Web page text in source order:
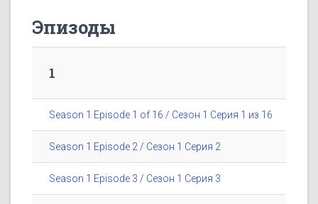
Эпизоды
1
Season 1 Episode 1 of 16 / Сезон 1 Серия 1 из 16
Season 1 Episode 2 / Сезон 1 Серия 2
Season 1 Episode 3 / Сезон 1 Серия 3